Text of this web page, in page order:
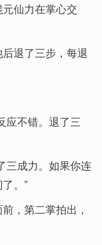
仙力在掌心交
退了三步，每退
应不错。退了三
三成力。如果你连
。”
，第二掌拍出，